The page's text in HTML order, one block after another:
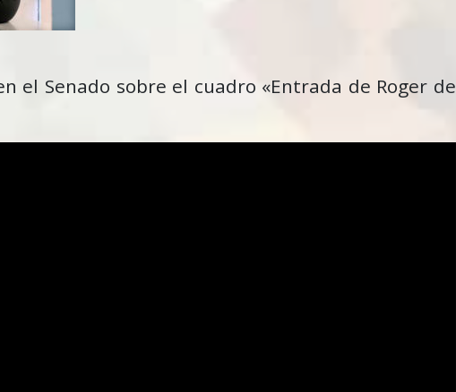
el Senado sobre el cuadro «Entrada de Roger de